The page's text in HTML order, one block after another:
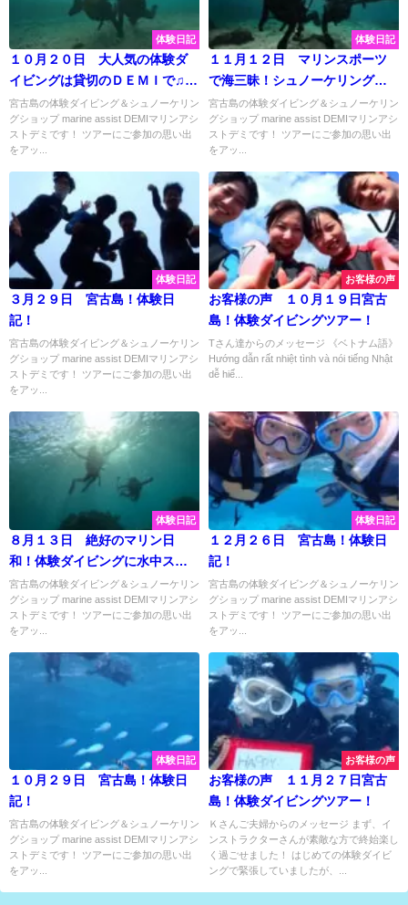
体験日記
１０月２０日 大人気の体験ダ
イビングは貸切のＤＥＭＩで♫皆
でおすすめビーチで遊んできま
した♡
宮古島の体験ダイビング＆シュノーケリン
グショップ marine assist DEMIマリンアシ
ストデミです！ ツアーにご参加の思い出
をアッ...
体験日記
１１月１２日 マリンスポーツ
で海三昧！シュノーケリングに
体験ダイビング！いっぱい遊ん
できました♡
宮古島の体験ダイビング＆シュノーケリン
グショップ marine assist DEMIマリンアシ
ストデミです！ ツアーにご参加の思い出
をアッ...
体験日記
３月２９日 宮古島！体験日
記！
宮古島の体験ダイビング＆シュノーケリン
グショップ marine assist DEMIマリンアシ
ストデミです！ ツアーにご参加の思い出
をアッ...
お客様の声
お客様の声 １０月１９日宮古
島！体験ダイビングツアー！
Tさん達からのメッセージ 《ベトナム語》
Hướng dẫn rất nhiệt tình và nói tiếng Nhật
dễ hiể...
体験日記
８月１３日 絶好のマリン日
和！体験ダイビングに水中スク
ーター楽しいアクティビティ満
載☆
宮古島の体験ダイビング＆シュノーケリン
グショップ marine assist DEMIマリンアシ
ストデミです！ ツアーにご参加の思い出
をアッ...
体験日記
１２月２６日 宮古島！体験日
記！
宮古島の体験ダイビング＆シュノーケリン
グショップ marine assist DEMIマリンアシ
ストデミです！ ツアーにご参加の思い出
をアッ...
体験日記
１０月２９日 宮古島！体験日
記！
宮古島の体験ダイビング＆シュノーケリン
グショップ marine assist DEMIマリンアシ
ストデミです！ ツアーにご参加の思い出
をアッ...
お客様の声
お客様の声 １１月２７日宮古
島！体験ダイビングツアー！
Ｋさんご夫婦からのメッセージ まず、イ
ンストラクターさんが素敵な方で終始楽し
く過ごせました！ はじめての体験ダイビ
ングで緊張していましたが、...